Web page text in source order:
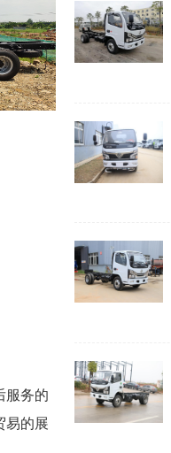
服务的
易的展